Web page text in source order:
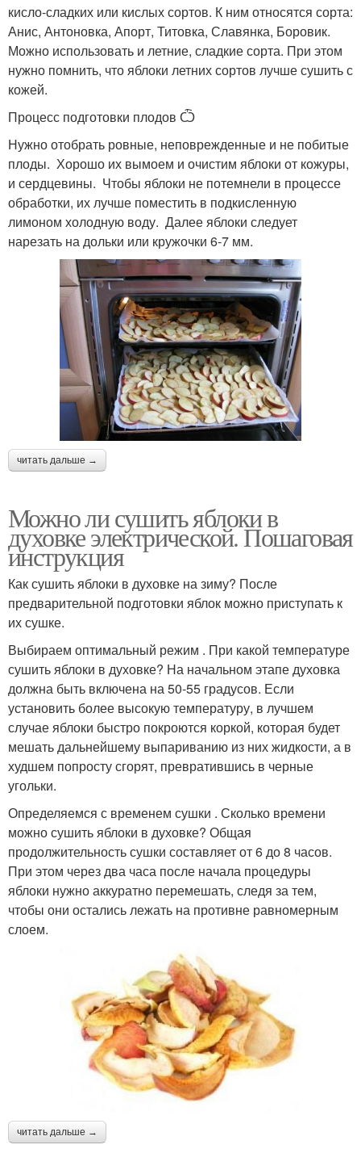
кисло-сладких или кислых сортов. К ним относятся сорта:
Анис, Антоновка, Апорт, Титовка, Славянка, Боровик.
Можно использовать и летние, сладкие сорта. При этом
нужно помнить, что яблоки летних сортов лучше сушить с
кожей.
Процесс подготовки плодов Ѽ
Нужно отобрать ровные, неповрежденные и не побитые
плоды. Хорошо их вымоем и очистим яблоки от кожуры,
и сердцевины. Чтобы яблоки не потемнели в процессе
обработки, их лучше поместить в подкисленную
лимоном холодную воду. Далее яблоки следует
нарезать на дольки или кружочки 6-7 мм.
читать дальше →
Можно ли сушить яблоки в
духовке электрической. Пошаговая
инструкция
Как сушить яблоки в духовке на зиму? После
предварительной подготовки яблок можно приступать к
их сушке.
Выбираем оптимальный режим . При какой температуре
сушить яблоки в духовке? На начальном этапе духовка
должна быть включена на 50-55 градусов. Если
установить более высокую температуру, в лучшем
случае яблоки быстро покроются коркой, которая будет
мешать дальнейшему выпариванию из них жидкости, а в
худшем попросту сгорят, превратившись в черные
угольки.
Определяемся с временем сушки . Сколько времени
можно сушить яблоки в духовке? Общая
продолжительность сушки составляет от 6 до 8 часов.
При этом через два часа после начала процедуры
яблоки нужно аккуратно перемешать, следя за тем,
чтобы они остались лежать на противне равномерным
слоем.
читать дальше →